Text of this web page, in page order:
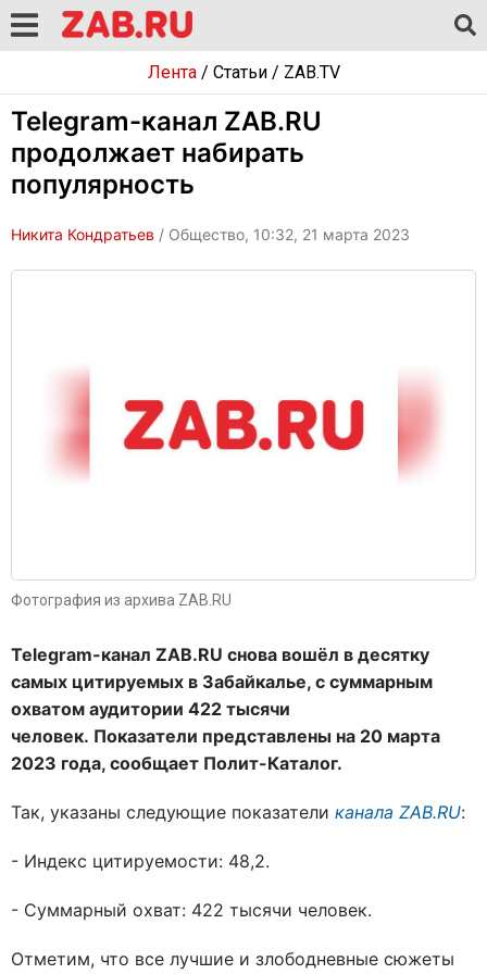
Лента/ Статьи/ ZAB.TV
Telegram-канал ZAB.RU
продолжает набирать
популярность
Никита Кондратьев / Общество, 10:32, 21 марта 2023
Фотография из архива ZAB.RU
Telegram-канал ZAB.RU снова вошёл в десятку
самых цитируемых в Забайкалье, с суммарным
охватом аудитории 422 тысячи
человек. Показатели представлены на 20 марта
2023 года, сообщает Полит-Каталог.
Так, указаны следующие показатели канала ZAB.RU:
- Индекс цитируемости: 48,2.
- Суммарный охват: 422 тысячи человек.
Отметим, что все лучшие и злободневные сюжеты